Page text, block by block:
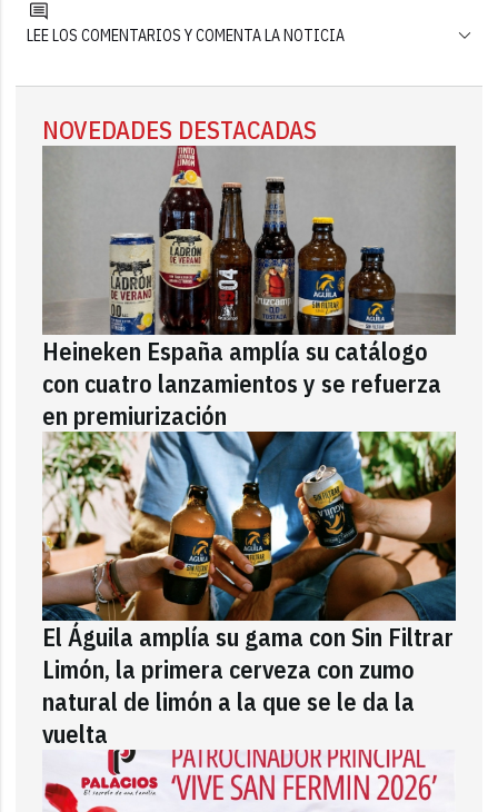
LEE LOS COMENTARIOS Y COMENTA LA NOTICIA
NOVEDADES DESTACADAS
Heineken España amplía su catálogo
con cuatro lanzamientos y se refuerza
en premiurización
El Águila amplía su gama con Sin Filtrar
Limón, la primera cerveza con zumo
natural de limón a la que se le da la
vuelta